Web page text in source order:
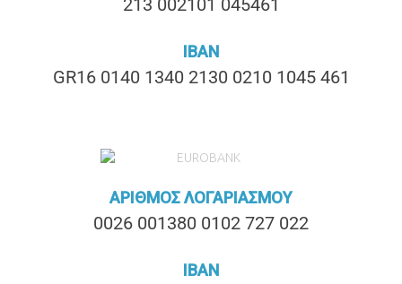
213 002101 045461
IBAN
GR16 0140 1340 2130 0210 1045 461
ΑΡΙΘΜΟΣ ΛΟΓΑΡΙΑΣΜΟΥ
0026 001380 0102 727 022
IBAN